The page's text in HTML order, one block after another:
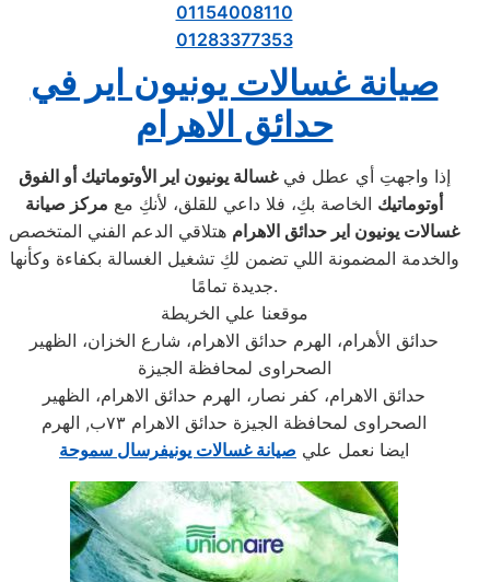
01154008110
01283377353
صيانة غسالات يونيون اير في
حدائق الاهرام
إذا واجهتِ أي عطل فيغسالة يونيون اير الأوتوماتيك أو الفوق
أوتوماتيك الخاصة بكِ، فلا داعي للقلق، لأنكِ مع مركز صيانة
غسالات يونيون اير حدائق الاهرام هتلاقي الدعم الفني المتخصص
والخدمة المضمونة اللي تضمن لكِ تشغيل الغسالة بكفاءة وكأنها
جديدة تمامًا.
موقعنا علي الخريطة
حدائق الأهرام، الهرم حدائق الاهرام، شارع الخزان، الظهير
الصحراوى لمحافظة الجيزة
حدائق الاهرام، كفر نصار، الهرم حدائق الاهرام، الظهير
الصحراوى لمحافظة الجيزة حدائق الاهرام ٧٣ب, الهرم
ايضا نعمل علي صيانة غسالات يونيفرسال سموحة